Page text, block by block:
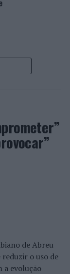
de casa
de Abreu
o uso de
a evolução